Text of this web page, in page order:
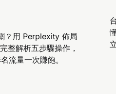
？用 Perplexity 佈局
整解析五步驟操作，
流量一次賺飽。